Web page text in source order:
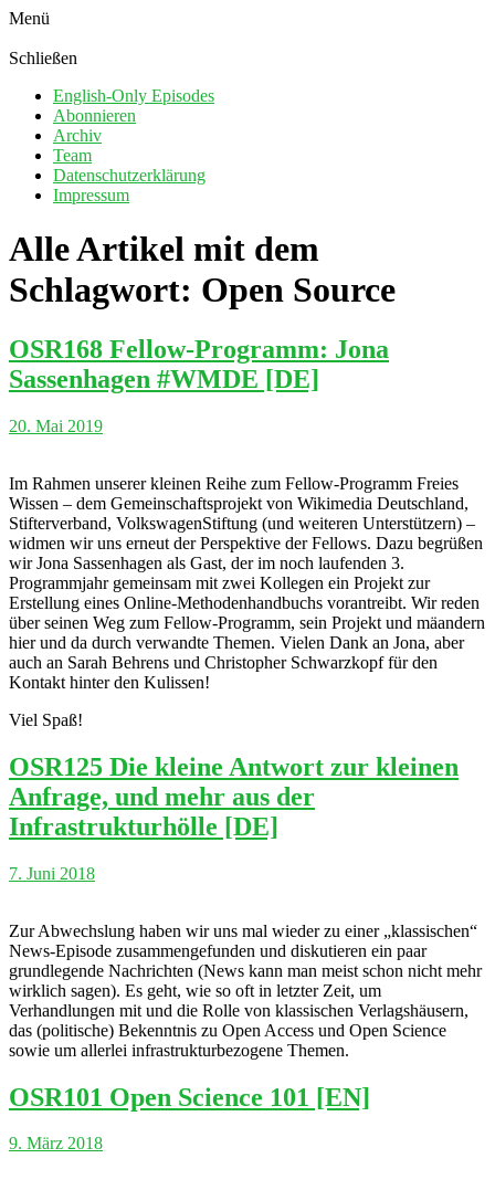
Menü
Schließen
English-Only Episodes
Abonnieren
Archiv
Team
Datenschutzerklärung
Impressum
Alle Artikel mit dem
Schlagwort: Open Source
OSR168 Fellow-Programm: Jona
Sassenhagen #WMDE [DE]
20. Mai 2019
Im Rahmen unserer kleinen Reihe zum Fellow-Programm Freies
Wissen – dem Gemeinschaftsprojekt von Wikimedia Deutschland,
Stifterverband, VolkswagenStiftung (und weiteren Unterstützern) –
widmen wir uns erneut der Perspektive der Fellows. Dazu begrüßen
wir Jona Sassenhagen als Gast, der im noch laufenden 3.
Programmjahr gemeinsam mit zwei Kollegen ein Projekt zur
Erstellung eines Online-Methodenhandbuchs vorantreibt. Wir reden
über seinen Weg zum Fellow-Programm, sein Projekt und mäandern
hier und da durch verwandte Themen. Vielen Dank an Jona, aber
auch an Sarah Behrens und Christopher Schwarzkopf für den
Kontakt hinter den Kulissen!
Viel Spaß!
OSR125 Die kleine Antwort zur kleinen
Anfrage, und mehr aus der
Infrastrukturhölle [DE]
7. Juni 2018
Zur Abwechslung haben wir uns mal wieder zu einer „klassischen“
News-Episode zusammengefunden und diskutieren ein paar
grundlegende Nachrichten (News kann man meist schon nicht mehr
wirklich sagen). Es geht, wie so oft in letzter Zeit, um
Verhandlungen mit und die Rolle von klassischen Verlagshäusern,
das (politische) Bekenntnis zu Open Access und Open Science
sowie um allerlei infrastrukturbezogene Themen.
OSR101 Open Science 101 [EN]
9. März 2018